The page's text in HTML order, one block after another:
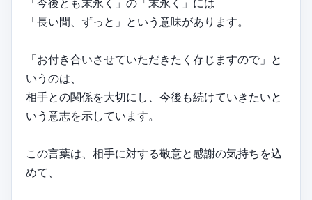
「今後とも末永く」の「末永く」には
「長い間、ずっと」という意味があります。
「お付き合いさせていただきたく存じますので」と
いうのは、
相手との関係を大切にし、今後も続けていきたいと
いう意志を示しています。
この言葉は、相手に対する敬意と感謝の気持ちを込
めて、